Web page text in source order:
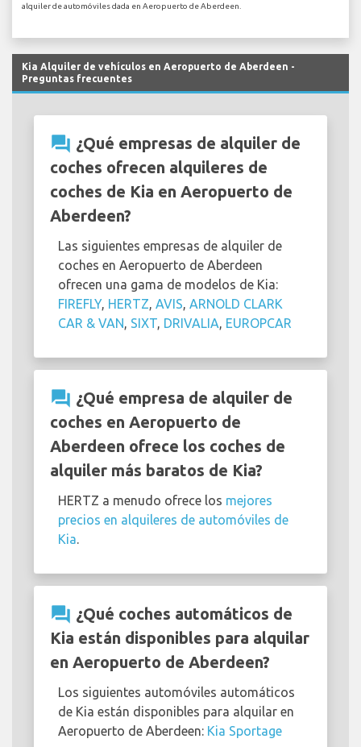
alquiler de automóviles dada en Aeropuerto de Aberdeen.
Kia Alquiler de vehículos en Aeropuerto de Aberdeen -
Preguntas frecuentes
question_answer ¿Qué empresas de alquiler de
coches ofrecen alquileres de
coches de Kia en Aeropuerto de
Aberdeen?
Las siguientes empresas de alquiler de
coches en Aeropuerto de Aberdeen
ofrecen una gama de modelos de Kia:
FIREFLY, HERTZ AVIS ARNOLD CLARK
CAR & VAN SIXT DRIVALIA EUROPCAR
question_answer ¿Qué empresa de alquiler de
coches en Aeropuerto de
Aberdeen ofrece los coches de
alquiler más baratos de Kia?
HERTZ a menudo ofrece los mejores
precios en alquileres de automóviles de
Kia
question_answer ¿Qué coches automáticos de
Kia están disponibles para alquilar
en Aeropuerto de Aberdeen?
Los siguientes automóviles automáticos
de Kia están disponibles para alquilar en
Aeropuerto de Aberdeen: Kia Sportage